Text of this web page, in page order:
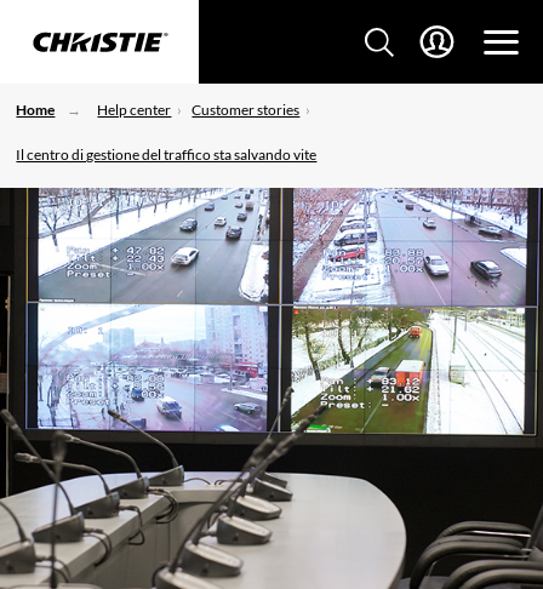
Home Help center Customer stories
Il centro di gestione del traffico sta salvando vite